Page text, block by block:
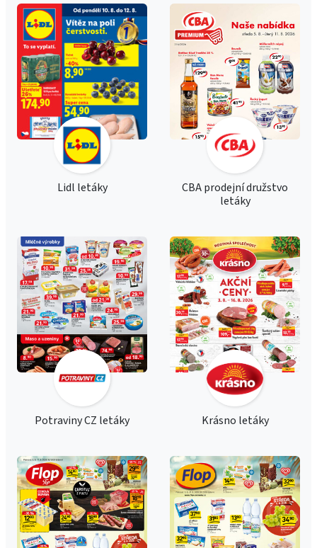
Lidl letáky
CBA prodejní družstvo
letáky
Potraviny CZ letáky Krásno letáky